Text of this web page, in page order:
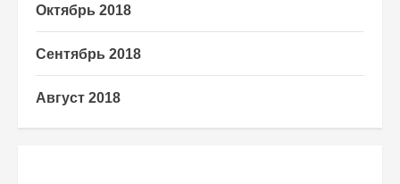
Октябрь 2018
Сентябрь 2018
Август 2018